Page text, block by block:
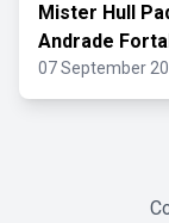
Mister Hull
Andrade
07 September